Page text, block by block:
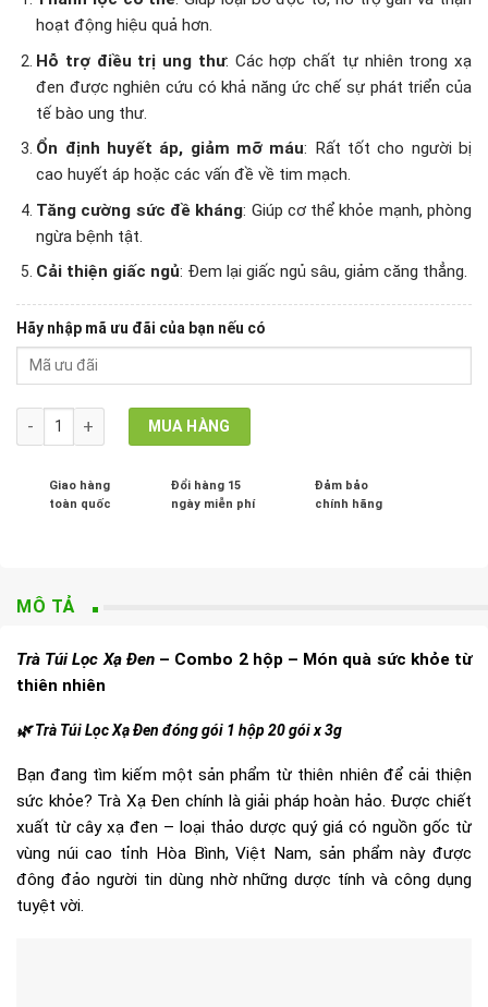
hoạt động hiệu quả hơn.
Hỗ trợ điều trị ung thư: Các hợp chất tự nhiên trong xạ
đen được nghiên cứu có khả năng ức chế sự phát triển của
tế bào ung thư.
Ổn định huyết áp, giảm mỡ máu: Rất tốt cho người bị
cao huyết áp hoặc các vấn đề về tim mạch.
Tăng cường sức đề kháng: Giúp cơ thể khỏe mạnh, phòng
ngừa bệnh tật.
Cải thiện giấc ngủ: Đem lại giấc ngủ sâu, giảm căng thẳng.
Hãy nhập mã ưu đãi của bạn nếu có
Trà Túi Lọc Xạ Đen - Combo 2 hộp số lượng
MUA HÀNG
Giao hàng
toàn quốc
Đổi hàng 15
ngày miễn phí
Đảm bảo
chính hãng
MÔ TẢ
Trà Túi Lọc Xạ Đen– Combo 2 hộp – Món quà sức khỏe từ
thiên nhiên
🌿 Trà Túi Lọc Xạ Đen đóng gói 1 hộp 20 gói x 3g
Bạn đang tìm kiếm một sản phẩm từ thiên nhiên để cải thiện
sức khỏe? Trà Xạ Đen chính là giải pháp hoàn hảo. Được chiết
xuất từ cây xạ đen – loại thảo dược quý giá có nguồn gốc từ
vùng núi cao tỉnh Hòa Bình, Việt Nam, sản phẩm này được
đông đảo người tin dùng nhờ những dược tính và công dụng
tuyệt vời.